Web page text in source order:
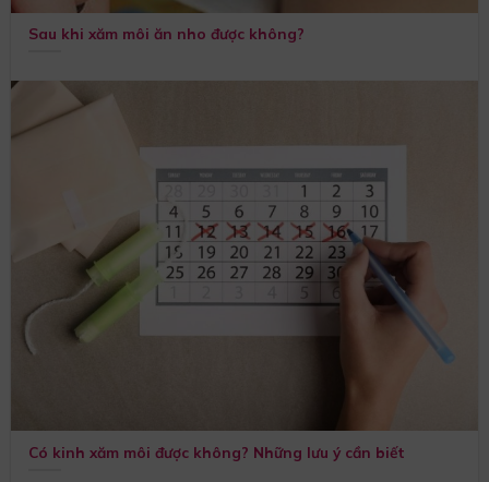
Sau khi xăm môi ăn nho được không?
Có kinh xăm môi được không? Những lưu ý cần biết